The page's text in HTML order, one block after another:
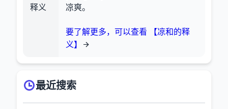
释义
凉爽。
要了解更多，可以查看 【凉和的释
义】
最近搜索